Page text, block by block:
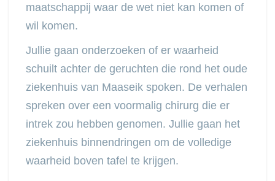
maatschappij waar de wet niet kan komen of
wil komen.
Jullie gaan onderzoeken of er waarheid
schuilt achter de geruchten die rond het oude
ziekenhuis van Maaseik spoken. De verhalen
spreken over een voormalig chirurg die er
intrek zou hebben genomen. Jullie gaan het
ziekenhuis binnendringen om de volledige
waarheid boven tafel te krijgen.